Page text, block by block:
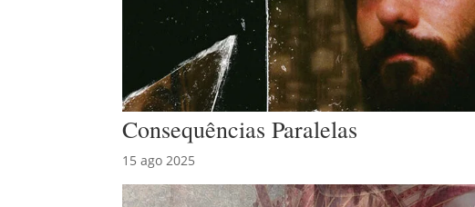
Consequências Paralelas
15 ago 2025